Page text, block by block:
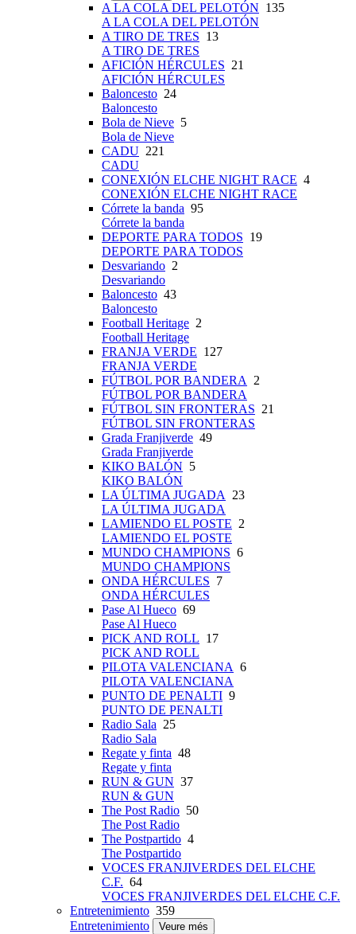
A LA COLA DEL PELOTÓN 135
A LA COLA DEL PELOTÓN
A TIRO DE TRES 13
A TIRO DE TRES
AFICIÓN HÉRCULES 21
AFICIÓN HÉRCULES
Baloncesto 24
Baloncesto
Bola de Nieve 5
Bola de Nieve
CADU 221
CADU
CONEXIÓN ELCHE NIGHT RACE 4
CONEXIÓN ELCHE NIGHT RACE
Córrete la banda 95
Córrete la banda
DEPORTE PARA TODOS 19
DEPORTE PARA TODOS
Desvariando 2
Desvariando
Baloncesto 43
Baloncesto
Football Heritage 2
Football Heritage
FRANJA VERDE 127
FRANJA VERDE
FÚTBOL POR BANDERA
2
FÚTBOL POR BANDERA
FÚTBOL SIN FRONTERAS 21
FÚTBOL SIN FRONTERAS
Grada Franjiverde 49
Grada Franjiverde
KIKO BALÓN 5
KIKO BALÓN
LA ÚLTIMA JUGADA
23
LA ÚLTIMA JUGADA
LAMIENDO EL POSTE 2
LAMIENDO EL POSTE
MUNDO CHAMPIONS 6
MUNDO CHAMPIONS
ONDA HÉRCULES 7
ONDA HÉRCULES
Pase Al Hueco 69
Pase Al Hueco
PICK AND ROLL 17
PICK AND ROLL
PILOTA VALENCIANA 6
PILOTA VALENCIANA
PUNTO DE PENALTI 9
PUNTO DE PENALTI
Radio Sala 25
Radio Sala
Regate y finta 48
Regate y finta
RUN & GUN 37
RUN & GUN
The Post Radio 50
The Post Radio
The Postpartido 4
The Postpartido
VOCES FRANJIVERDES DEL ELCHE
C.F. 64
VOCES FRANJIVERDES DEL ELCHE C.F.
Entretenimiento 359
Entretenimiento
Veure més